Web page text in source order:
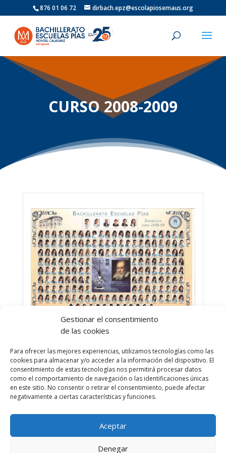
Gestionar el consentimiento
de las cookies
Para ofrecer las mejores experiencias, utilizamos tecnologías como las
cookies para almacenar y/o acceder a la información del dispositivo. El
consentimiento de estas tecnologías nos permitirá procesar datos
como el comportamiento de navegación o las identificaciones únicas
en este sitio. No consentir o retirar el consentimiento, puede afectar
negativamente a ciertas características y funciones.
Aceptar
Denegar
876 01 06 72 dirbach.epz@escolapiosemaus.org
CURSO 2008-2009
Introduce la contraseña para descargar:
¡Descarga ahora!